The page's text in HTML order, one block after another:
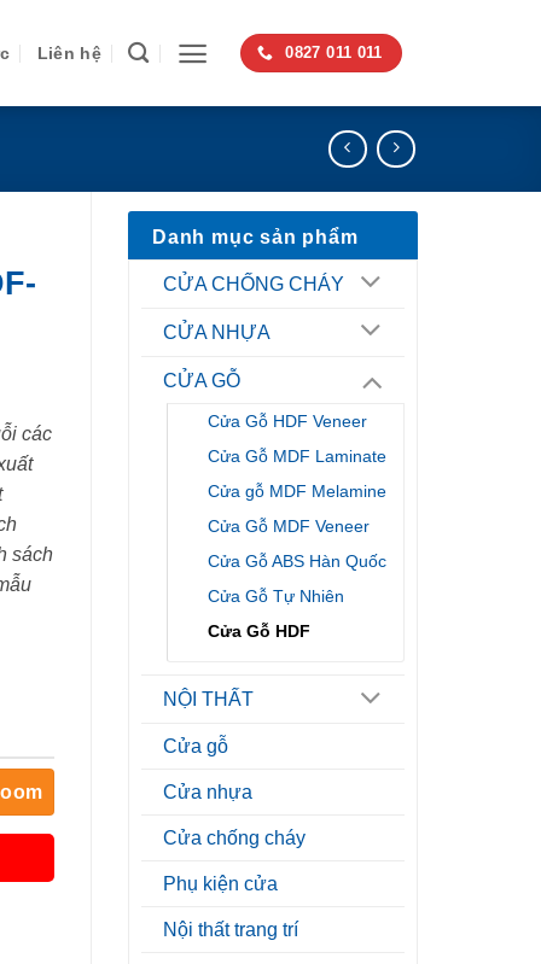
Liên hệ 0827 011 011
Danh mục sản phẩm
CỬA CHỐNG CHÁY
CỬA NHỰA
CỬA GỖ
Cửa Gỗ HDF Veneer
Cửa Gỗ MDF Laminate
Cửa gỗ MDF Melamine
Cửa Gỗ MDF Veneer
Cửa Gỗ ABS Hàn Quốc
Cửa Gỗ Tự Nhiên
Cửa Gỗ HDF
NỘI THẤT
Cửa gỗ
Cửa nhựa
Cửa chống cháy
Phụ kiện cửa
Nội thất trang trí
các
sách